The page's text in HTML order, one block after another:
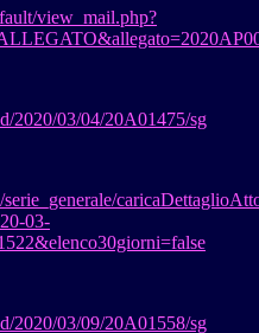
view_mail.php?
2020/03/04/20A01475/sg
03-
2020/03/09/20A01558/sg